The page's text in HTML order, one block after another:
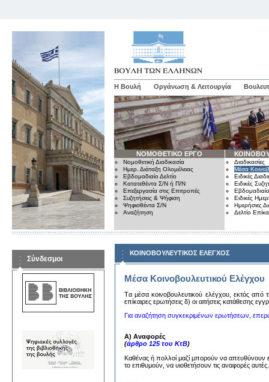
Η Βουλή Οργάνωση & Λειτουργία
ΝΟΜΟΘΕΤΙΚΟ ΕΡΓΟ
Νομοθετική Διαδικασία
Ημερ. Διάταξη Ολομέλειας
Εβδομαδιαίο Δελτίο
Κατατεθέντα Σ/Ν ή Π/Ν
Επεξεργασία στις Επιτροπές
Συζητήσεις & Ψήφιση
Ψηφισθέντα Σ/Ν
Αναζήτηση
Διαδικασίες
Μέσα
Ειδικές
Ειδικές
Εβδομαδιαίο
Ειδικές
Ημερήσιες
Δελτίο
Σύνδεσμοι
ΚΟΙΝΟΒΟΥΛΕΥΤΙΚΟΣ ΕΛΕΓΧΟΣ
Μέσα Κοινοβουλευτικού Ελέγχου
Tα μέσα κoινoβoυλευτικoύ ελέγχoυ, εκτός από
επίκαιρες ερωτήσεις δ) oι αιτήσεις κατάθεσης
Για αναζήτηση συγκεκριμένων ερωτήσεων,
Α) Αναφορές
(άρθρο 125 του ΚτΒ)
Καθένας ή πολλοί μαζί μπορούν να
το επιθυμούν, να υιοθετήσουν τις αναφορές